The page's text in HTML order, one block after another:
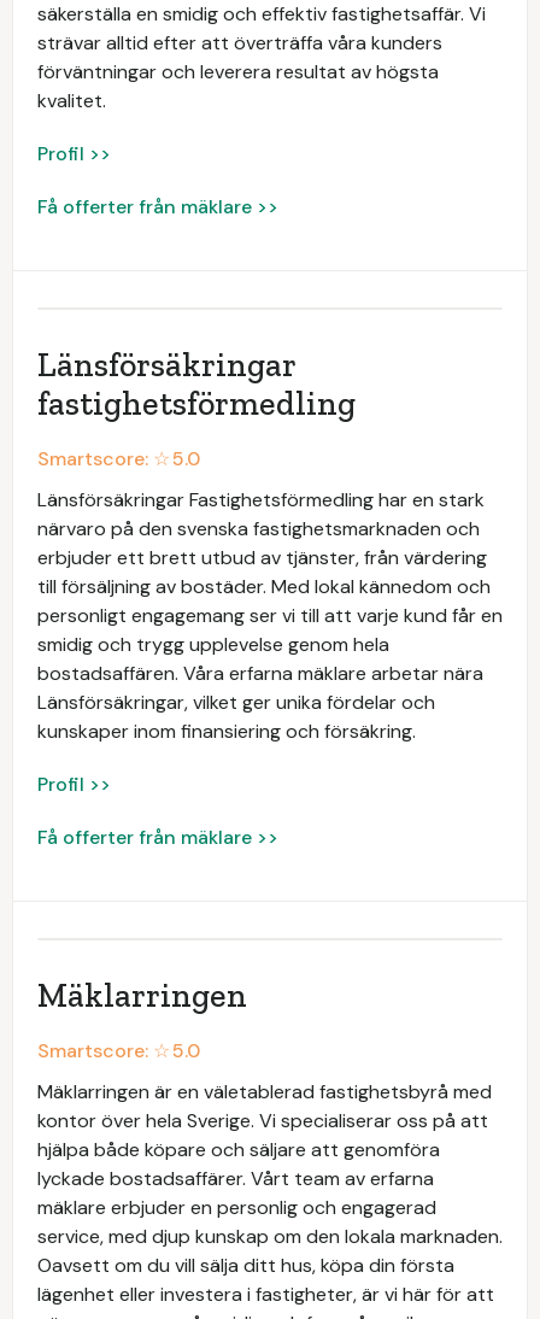
säkerställa en smidig och effektiv fastighetsaffär. Vi
strävar alltid efter att överträffa våra kunders
förväntningar och leverera resultat av högsta
kvalitet.
Profil >>
Få offerter från mäklare >>
Länsförsäkringar
fastighetsförmedling
Smartscore: ☆5.0
Länsförsäkringar Fastighetsförmedling har en stark
närvaro på den svenska fastighetsmarknaden och
erbjuder ett brett utbud av tjänster, från värdering
till försäljning av bostäder. Med lokal kännedom och
personligt engagemang ser vi till att varje kund får en
smidig och trygg upplevelse genom hela
bostadsaffären. Våra erfarna mäklare arbetar nära
Länsförsäkringar, vilket ger unika fördelar och
kunskaper inom finansiering och försäkring.
Profil >>
Få offerter från mäklare >>
Mäklarringen
Smartscore: ☆5.0
Mäklarringen är en väletablerad fastighetsbyrå med
kontor över hela Sverige. Vi specialiserar oss på att
hjälpa både köpare och säljare att genomföra
lyckade bostadsaffärer. Vårt team av erfarna
mäklare erbjuder en personlig och engagerad
service, med djup kunskap om den lokala marknaden.
Oavsett om du vill sälja ditt hus, köpa din första
lägenhet eller investera i fastigheter, är vi här för att